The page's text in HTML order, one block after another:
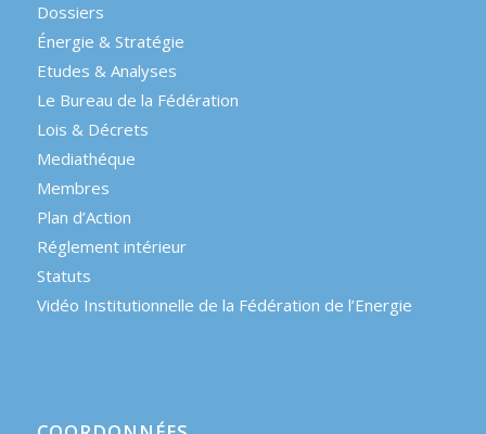
Dossiers
Énergie & Stratégie
Etudes & Analyses
Le Bureau de la Fédération
Lois & Décrets
Mediathéque
Membres
Plan d’Action
Réglement intérieur
Statuts
Vidéo Institutionnelle de la Fédération de l’Energie